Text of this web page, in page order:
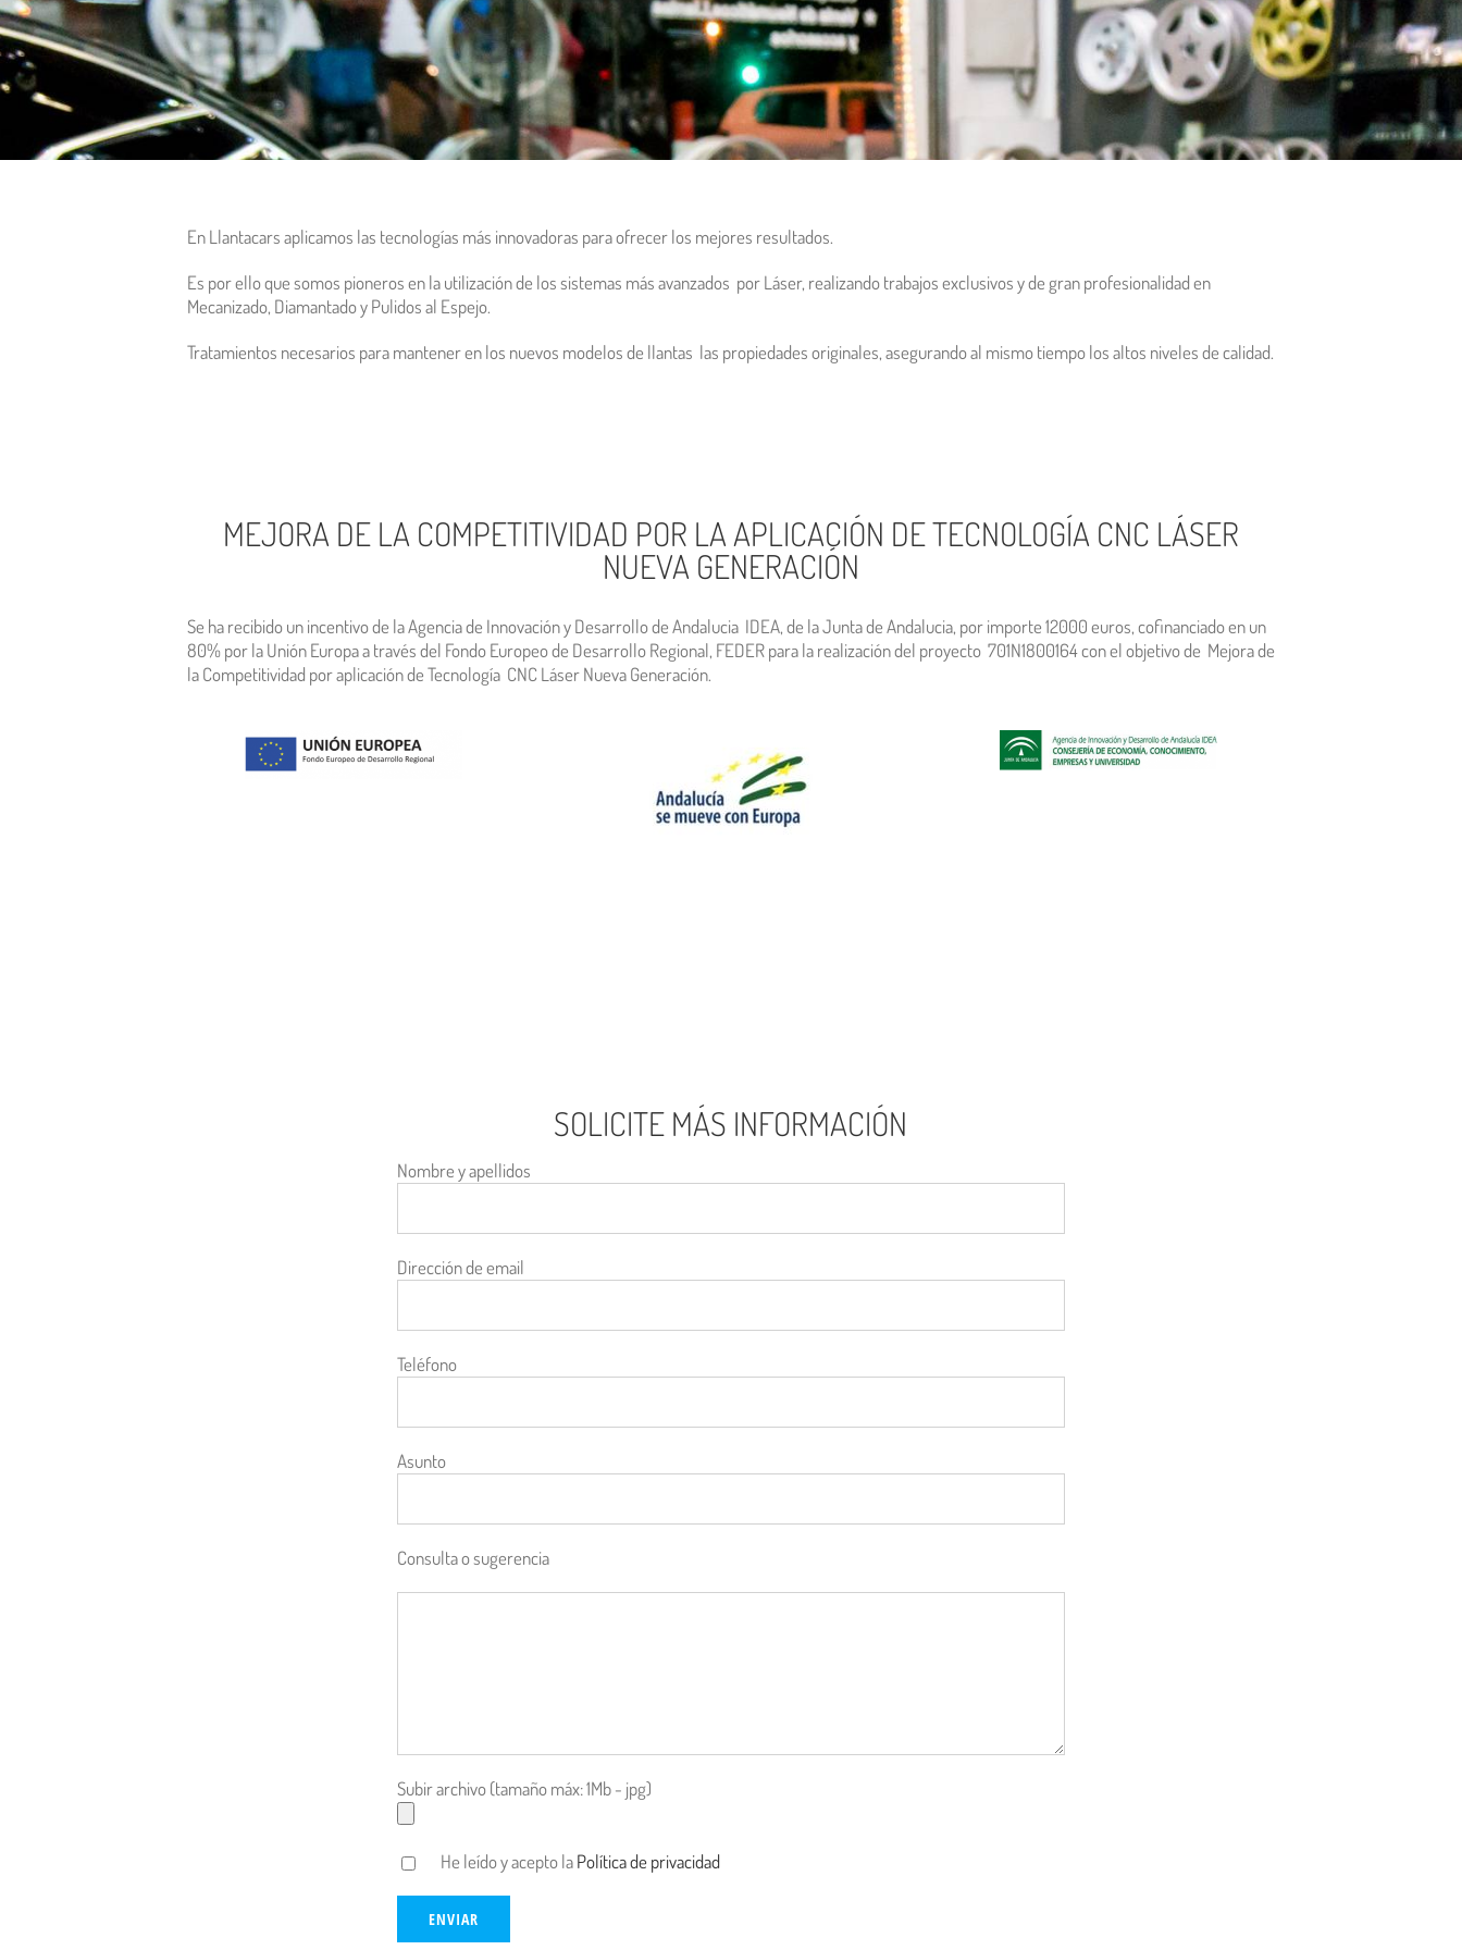
En Llantacars aplicamos las tecnologías más innovadoras para ofrecer los mejores resultados.
Es por ello que somos pioneros en la utilización de los sistemas más avanzados por Láser, realizando trabajos exclusivos y de gran profesionalidad en
Mecanizado, Diamantado y Pulidos al Espejo.
Tratamientos necesarios para mantener en los nuevos modelos de llantas las propiedades originales, asegurando al mismo tiempo los altos niveles de calidad.
MEJORA DE LA COMPETITIVIDAD POR LA APLICACIÓN DE TECNOLOGÍA CNC LÁSER
NUEVA GENERACIÓN
Se ha recibido un incentivo de la Agencia de Innovación y Desarrollo de Andalucia IDEA, de la Junta de Andalucia, por importe 12000 euros, cofinanciado en un
80% por la Unión Europa a través del Fondo Europeo de Desarrollo Regional, FEDER para la realización del proyecto 701N1800164 con el objetivo de Mejora de
la Competitividad por aplicación de Tecnología CNC Láser Nueva Generación.
SOLICITE MÁS INFORMACIÓN
Nombre y apellidos
Dirección de email
Teléfono
Asunto
Consulta o sugerencia
Subir archivo (tamaño máx: 1Mb - jpg)
He leído y acepto laPolítica de privacidad